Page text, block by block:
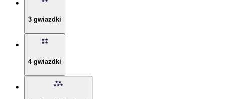
3 gwiazdki
4 gwiazdki